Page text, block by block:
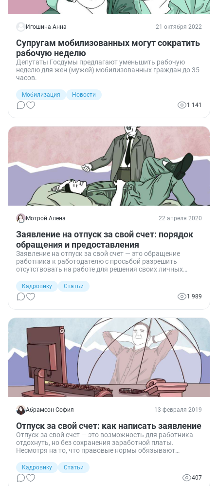
Игошина Анна 21 октября 2022
Супругам мобилизованных могут сократить
рабочую неделю
Депутаты Госдумы предлагают уменьшить рабочую
неделю для жен (мужей) мобилизованных граждан до 35
часов.
Мобилизация
Новости
1 141
Мотрой Алена 22 апреля 2020
Заявление на отпуск за свой счет: порядок
обращения и предоставления
Заявление на отпуск за свой счет — это обращение
работника к работодателю с просьбой разрешить
отсутствовать на работе для решения своих личных
законом, администрация обязана удовлетворить
просьбу сотрудника, в остальных случаях директор
будет принимать решение исходя из производственной
Кадровику
Статьи
1 989
Абрамсон София 13 февраля 2019
Отпуск за свой счет: как написать заявление
Отпуск за свой счет — это возможность для работника
отдохнуть, но без сохранения заработной платы.
Несмотря на то, что правовые нормы обязывают
часто на предприятиях возникают спорные ситуации с
сотрудниками. Чтобы избежать их, давайте разберемся,
кому полагается отпуск за свой счет, как его правильно
Кадровику
Статьи
407